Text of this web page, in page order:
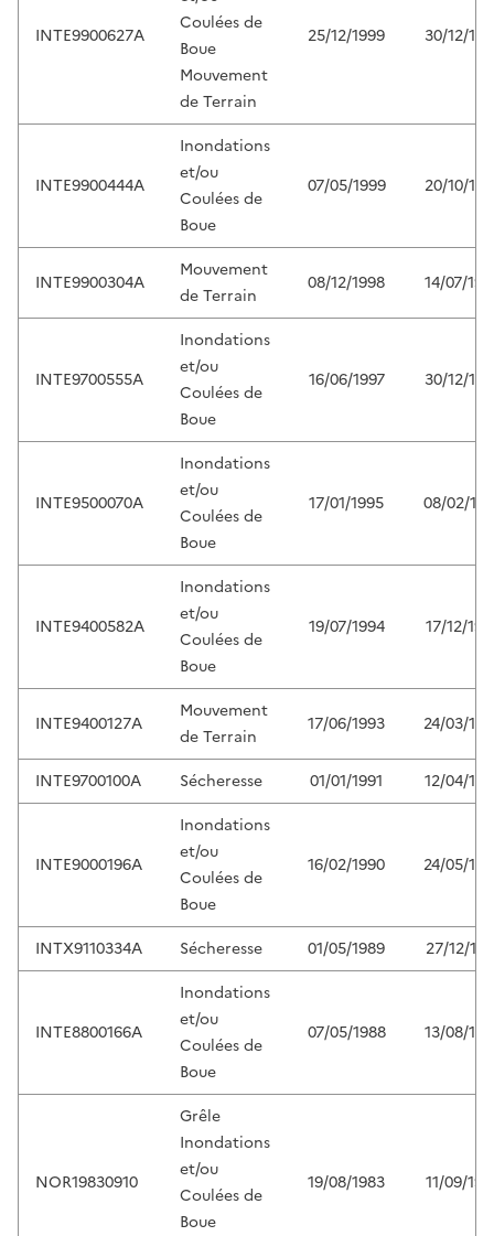
INTE9900627A
Coulées de
Boue
Mouvement
de Terrain
25/12/1999 30/12/
INTE9900444A
Inondations
et/ou
Coulées de
Boue
07/05/1999 20/10/
INTE9900304A
Mouvement
de Terrain
08/12/1998 14/07/
INTE9700555A
Inondations
et/ou
Coulées de
Boue
16/06/1997 30/12/
INTE9500070A
Inondations
et/ou
Coulées de
Boue
17/01/1995 08/02/
INTE9400582A
Inondations
et/ou
Coulées de
Boue
19/07/1994 17/12/
INTE9400127A
Mouvement
de Terrain
17/06/1993 24/03/
INTE9700100A Sécheresse 01/01/1991 12/04/
INTE9000196A
Inondations
et/ou
Coulées de
Boue
16/02/1990 24/05/
INTX9110334A Sécheresse 01/05/1989 27/12/
INTE8800166A
Inondations
et/ou
Coulées de
Boue
07/05/1988 13/08/
NOR19830910
Grêle
Inondations
et/ou
Coulées de
Boue
19/08/1983 11/09/